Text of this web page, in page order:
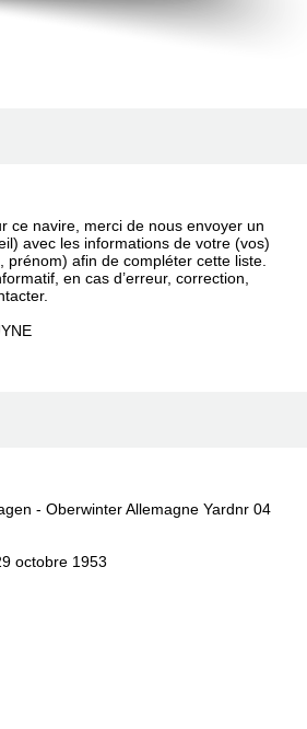
ce navire, merci de nous envoyer un
avec les informations de votre (vos)
prénom) afin de compléter cette liste.
en cas d’erreur, correction,
- Oberwinter Allemagne Yardnr 04
octobre 1953